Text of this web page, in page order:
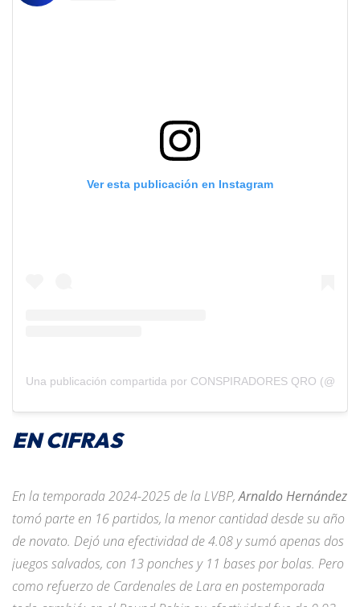
Ver esta publicación en Instagram
Una publicación compartida por CONSPIRADORES QRO
EN CIFRAS
En la temporada 2024-2025 de la LVBP,Arnaldo Hernández
tomó parte en 16 partidos, la menor cantidad desde su año
de novato. Dejó una efectividad de 4.08 y sumó apenas dos
juegos salvados, con 13 ponches y 11 bases por bolas. Pero
como refuerzo de Cardenales de Lara en postemporada